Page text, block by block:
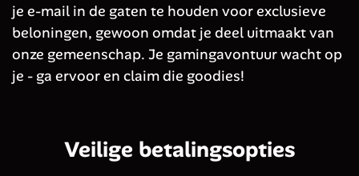
je e-mail in de gaten te houden voor exclusieve
beloningen, gewoon omdat je deel uitmaakt van
onze gemeenschap. Je gamingavontuur wacht op
je - ga ervoor en claim die goodies!
Veilige betalingsopties